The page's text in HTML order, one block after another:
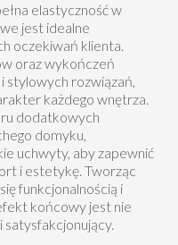
elastyczność w
jest idealne
oczekiwań klienta.
oraz wykończeń
stylowych rozwiązań,
każdego wnętrza.
dodatkowych
domyku,
uchwyty, aby zapewnić
i estetykę. Tworząc
funkcjonalnością i
końcowy jest nie
satysfakcjonujący.